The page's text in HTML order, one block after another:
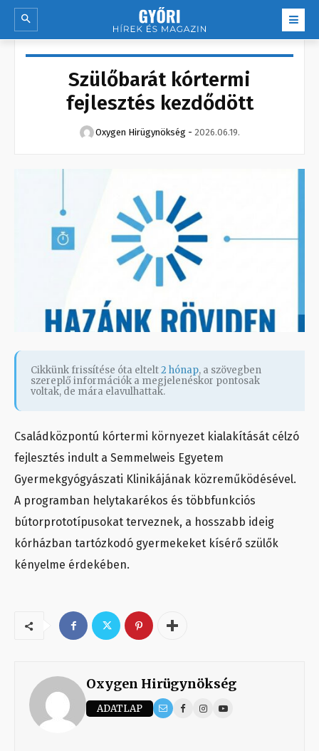
Szülőbarát kórtermi
fejlesztés kezdődött
Oxygen Hirügynökség - 2026.06.19.
Cikkünk frissítése óta eltelt2 hónap, a szövegben
szereplő információk a megjelenéskor pontosak
voltak, de mára elavulhattak.
Családközpontú kórtermi környezet kialakítását célzó
fejlesztés indult a Semmelweis Egyetem
Gyermekgyógyászati Klinikájának közreműködésével.
A programban helytakarékos és többfunkciós
bútorprototípusokat terveznek, a hosszabb ideig
kórházban tartózkodó gyermekeket kísérő szülők
kényelme érdekében.
Oxygen Hirügynökség
ADATLAP